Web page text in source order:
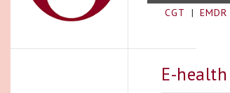
CGT
EMDR
E-health